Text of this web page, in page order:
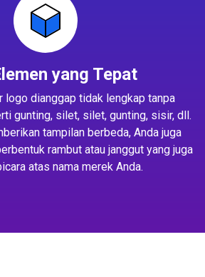
yang Tepat
logo dianggap tidak lengkap tanpa
gunting, silet, silet, gunting, sisir, dll.
tampilan berbeda, Anda juga
rambut atau janggut yang juga
atas nama merek Anda.